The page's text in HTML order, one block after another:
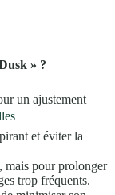
» ?
un ajustement
et éviter la
mais pour prolonger
trop fréquents.